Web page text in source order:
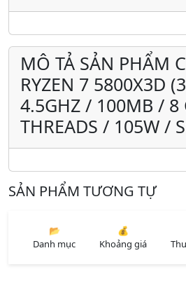
MÔ TẢ SẢN PHẨM
RYZEN 7 5800X3D
4.5GHZ / 100MB / 8
THREADS / 105W /
SẢN PHẨM TƯƠNG TỰ
📂
Danh mục
💰
Khoảng giá